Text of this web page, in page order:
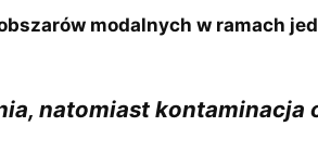
modalnych w ramach
natomiast kontaminacja